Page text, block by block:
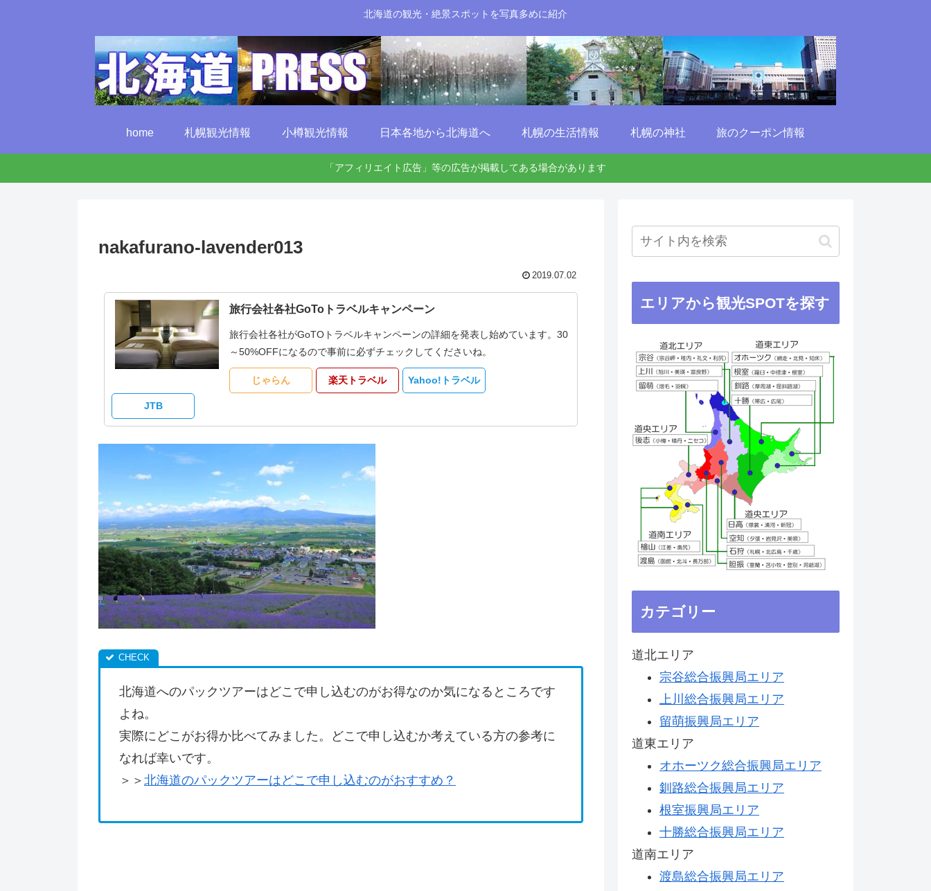
北海道の観光・絶景スポットを写真多めに紹介
home 札幌観光情報 小樽観光情報 日本各地から北海道へ 札幌の生活情報 札幌の神社 旅のクーポン情報
「アフィリエイト広告」等の広告が掲載してある場合があります
nakafurano-lavender013
2019.07.02
旅行会社各社GoToトラベルキャンペーン
旅行会社各社がGoTOトラベルキャンペーンの詳細を発表し始めています。30
～50%OFFになるので事前に必ずチェックしてくださいね。
じゃらん 楽天トラベル Yahoo!トラベル
JTB
北海道へのパックツアーはどこで申し込むのがお得なのか気になるところです
よね。
実際にどこがお得か比べてみました。どこで申し込むか考えている方の参考に
なれば幸いです。
＞＞ 北海道のパックツアーはどこで申し込むのがおすすめ？
エリアから観光SPOTを探す
カテゴリー
道北エリア
宗谷総合振興局エリア
上川総合振興局エリア
留萌振興局エリア
道東エリア
オホーツク総合振興局エリア
釧路総合振興局エリア
根室振興局エリア
十勝総合振興局エリア
道南エリア
渡島総合振興局エリア